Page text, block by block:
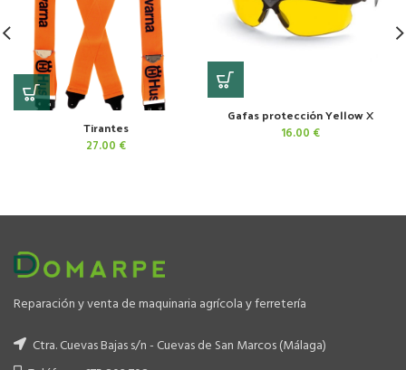
Tirantes
27.00 €
Gafas protección Yellow X
16.00 €
Reparación y venta de maquinaria agrícola y ferretería
Ctra. Cuevas Bajas s/n - Cuevas de San Marcos (Málaga)